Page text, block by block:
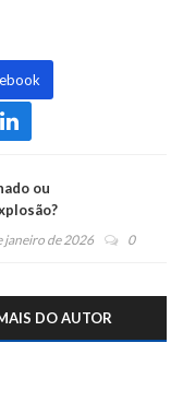
ou
janeiro de 2026 0
DO AUTOR